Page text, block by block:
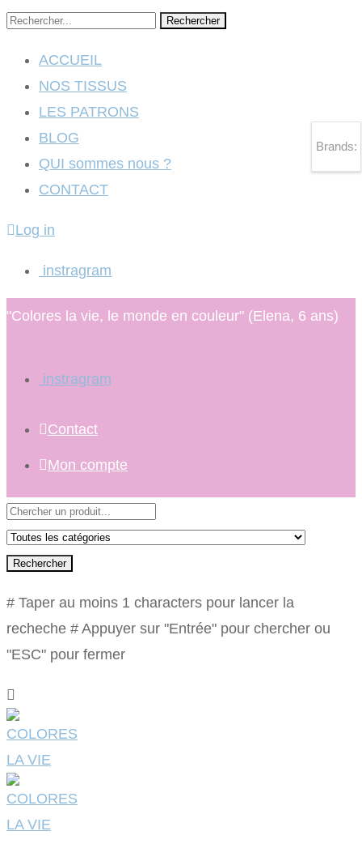
Rechercher
ACCUEIL
NOS TISSUS
LES PATRONS
BLOG
QUI sommes nous ?
CONTACT
Log in
instragram
"Colores la vie, le monde en couleur" (Elena, 6 ans)
instragram
Contact
Mon compte
Rechercher
# Taper au moins 1 characters pour lancer la
recheche # Appuyer sur "Entrée" pour chercher ou
"ESC" pour fermer
Brands: